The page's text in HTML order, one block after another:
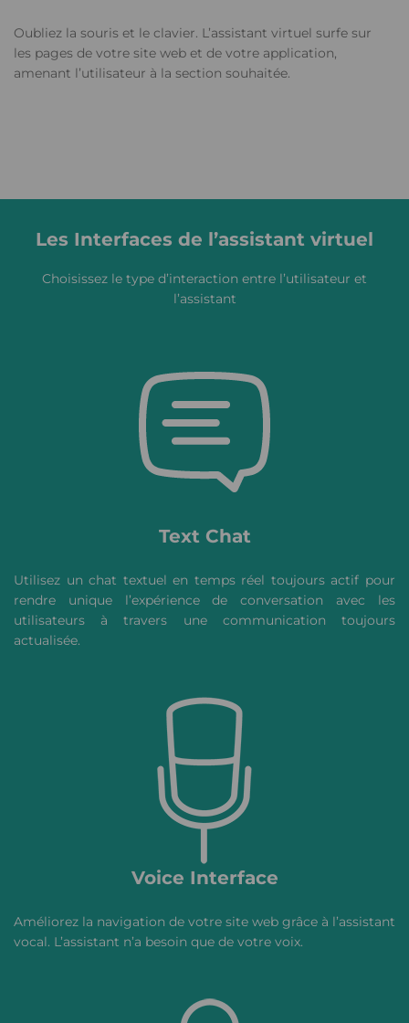
Oubliez la souris et le clavier. L’assistant virtuel surfe sur
les pages de votre site web et de votre application,
amenant l’utilisateur à la section souhaitée.
Les Interfaces de l’assistant virtuel
Choisissez le type d’interaction entre l’utilisateur et
l’assistant
Text Chat
Utilisez un chat textuel en temps réel toujours actif pour
rendre unique l’expérience de conversation avec les
utilisateurs à travers une communication toujours
actualisée.
Voice Interface
Améliorez la navigation de votre site web grâce à l’assistant
vocal. L’assistant n’a besoin que de votre voix.